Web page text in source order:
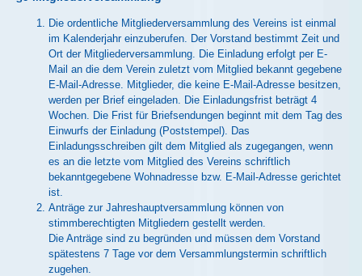
Die ordentliche Mitgliederversammlung des Vereins ist einmal
im Kalenderjahr einzuberufen. Der Vorstand bestimmt Zeit und
Ort der Mitgliederversammlung. Die Einladung erfolgt per E-
Mail an die dem Verein zuletzt vom Mitglied bekannt gegebene
E-Mail-Adresse. Mitglieder, die keine E-Mail-Adresse besitzen,
werden per Brief eingeladen. Die Einladungsfrist beträgt 4
Wochen. Die Frist für Briefsendungen beginnt mit dem Tag des
Einwurfs der Einladung (Poststempel). Das
Einladungsschreiben gilt dem Mitglied als zugegangen, wenn
es an die letzte vom Mitglied des Vereins schriftlich
bekanntgegebene Wohnadresse bzw. E-Mail-Adresse gerichtet
ist.
Anträge zur Jahreshauptversammlung können von
stimmberechtigten Mitgliedern gestellt werden.
Die Anträge sind zu begründen und müssen dem Vorstand
spätestens 7 Tage vor dem Versammlungstermin schriftlich
zugehen.